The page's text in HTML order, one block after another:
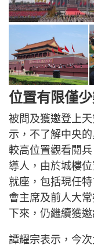
位置有限僅
被問及獲邀登上
示，不了解中央
較高位置觀看閱
導人，由於城樓
就座，包括現任
會主席及前人大
下來，仍繼續獲
譚耀宗表示，今